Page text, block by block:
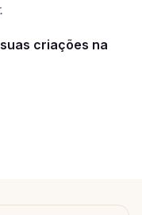
criações na